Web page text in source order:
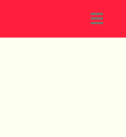
☰